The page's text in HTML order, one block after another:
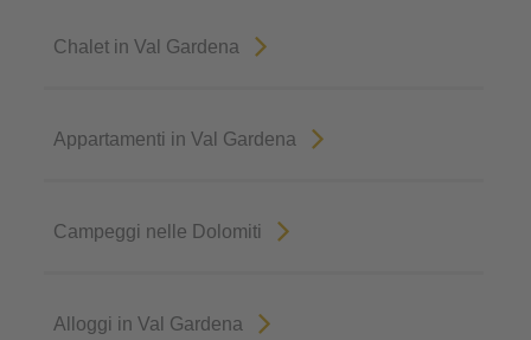
Chalet in Val Gardena
Appartamenti in Val Gardena
Campeggi nelle Dolomiti
Alloggi in Val Gardena